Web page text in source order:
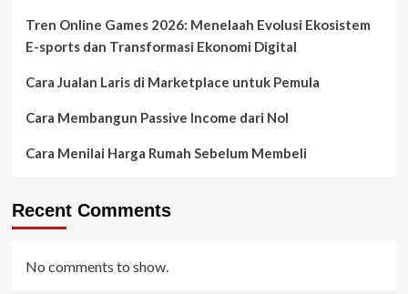
Tren Online Games 2026: Menelaah Evolusi Ekosistem
E-sports dan Transformasi Ekonomi Digital
Cara Jualan Laris di Marketplace untuk Pemula
Cara Membangun Passive Income dari Nol
Cara Menilai Harga Rumah Sebelum Membeli
Recent Comments
No comments to show.